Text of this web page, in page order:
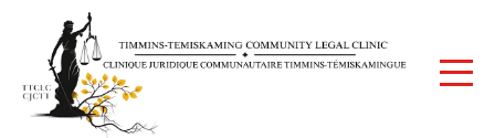
Droit des réfugiés